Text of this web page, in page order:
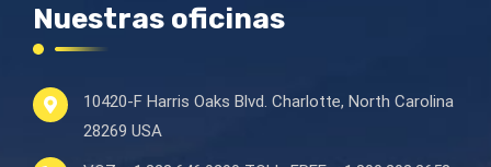
Nuestras oficinas
10420-F Harris Oaks Blvd. Charlotte, North Carolina
28269 USA